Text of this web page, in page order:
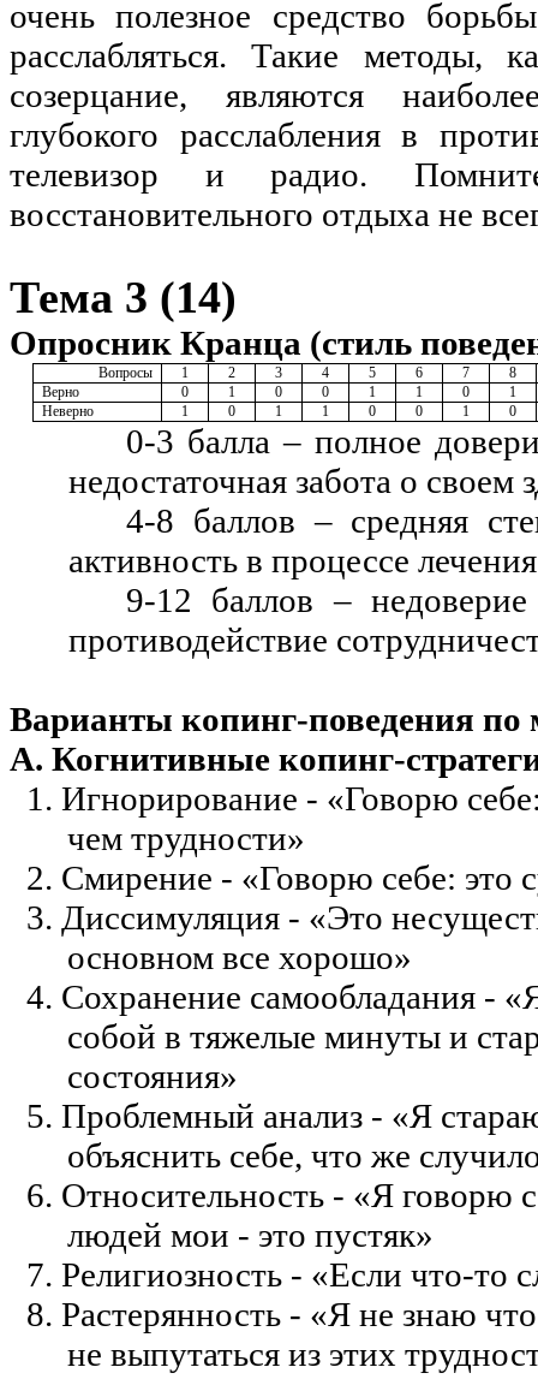
очень полезное средство
расслабляться. Такие методы,
созерцание, являются
глубокого расслабления в
телевизор и радио.
восстановительного отдыха не
Тема 3 (14)
Опросник Кранца (стиль
Вопросы 1 2 3 4 5 6 7
8
Верно
0 1 0 0 1 1 0
1
Неверно
1 0 1 1 0 0 1 0
0-3 балла – полное
недостаточная забота о своем
4-8 баллов – средняя
активность в процессе
9-12 баллов –
противодействие
Варианты копинг-поведения по
А. Когнитивные копинг-
1. Игнорирование - «Говорю
чем трудности»
2. Смирение - «Говорю себе: это
3. Диссимуляция - «Это
основном все хорошо»
4. Сохранение самообладания -
собой в тяжелые минуты и
состояния»
5. Проблемный анализ - «Я
объяснить себе, что же
6. Относительность - «Я говорю
людей мои - это пустяк»
7. Религиозность - «Если что-то
8. Растерянность - «Я не знаю
не выпутаться из этих